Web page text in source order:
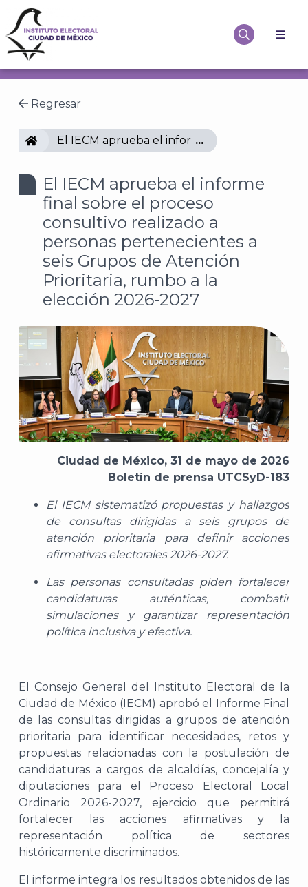
Regresar
IECMEl IECM aprueba el informe final sobre el
El IECM aprueba el informe
final sobre el proceso
consultivo realizado a
personas pertenecientes a
seis Grupos de Atención
Prioritaria, rumbo a la
elección 2026-2027
Ciudad de México, 31 de mayo de 2026
Boletín de prensa UTCSyD-183
ElIECM sistematizó propuestas y hallazgos
de consultas dirigidas a seis grupos de
atención prioritaria para definir acciones
afirmativas electorales 2026-2027.
L as personas consultadas piden fortalecer
candidaturas auténticas, combatir
simulaciones y garantizar representación
política inclusiva y efectiva.
E l Consejo General del Instituto Electoral de la
Ciudad de México (IECM) aprobó el Informe Final
de las consultas dirigidas a grupos de atención
prioritaria para identificar necesidades, retos y
propuestas relacionadas con la postulación de
candidaturas a cargos de alcaldías, concejalía y
diputaciones para el Proceso Electoral Local
Ordinario 2026-2027, ejercicio que permitirá
fortalecer las acciones afirmativas y la
representación política de sectores
históricamente discriminados.
El informe integra los resultados obtenidos de las